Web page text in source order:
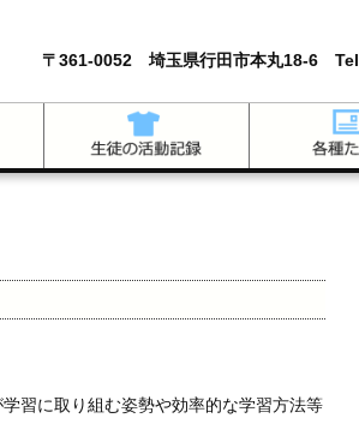
〒361-0052 埼玉県行田市本丸18-6 Tel
習に取り組む姿勢や効率的な学習方法等